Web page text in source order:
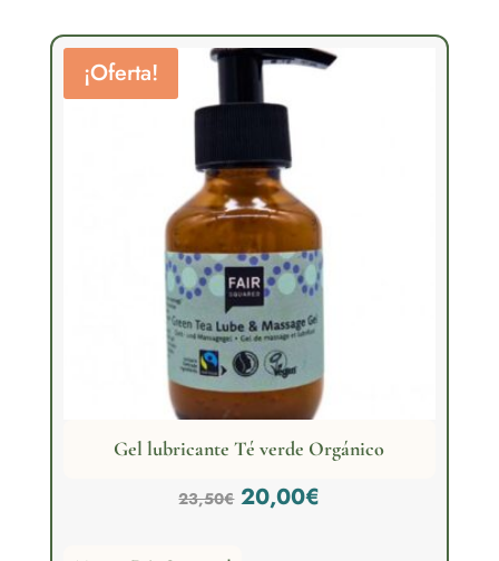
¡Oferta!
Gel lubricante Té verde Orgánico
23,50€ El
20,00€